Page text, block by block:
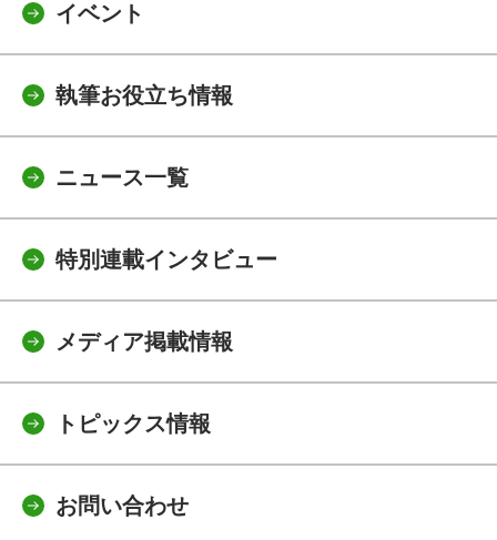
イベント
執筆お役立ち情報
ニュース一覧
特別連載インタビュー
メディア掲載情報
トピックス情報
お問い合わせ